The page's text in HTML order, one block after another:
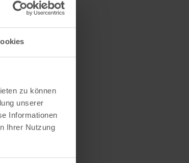
zu können
unserer
Informationen
Ihrer Nutzung